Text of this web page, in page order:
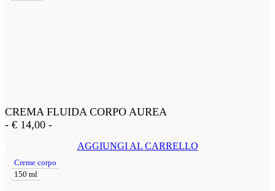
CREMA FLUIDA CORPO AUREA
- € 14,00 -
AGGIUNGI AL CARRELLO
Creme corpo
150 ml